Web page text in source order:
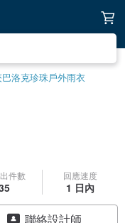
巴洛克珍珠戶外雨衣
件數 回應速度
1 日內
聯絡設計師